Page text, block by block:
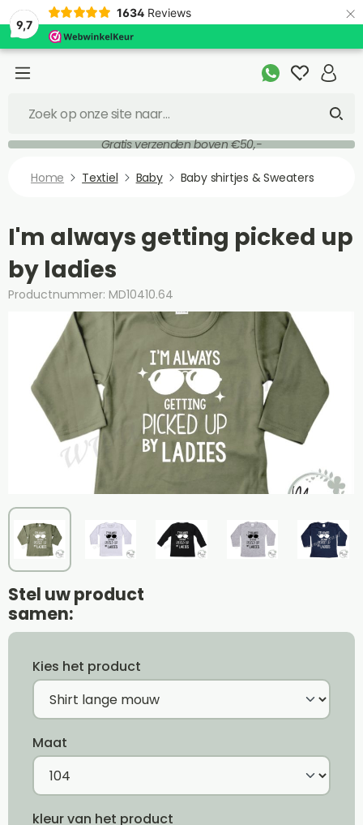
9,7
1634 Reviews ×
Gratis verzenden boven €50,-
Home Textiel Baby Baby shirtjes & Sweaters
I'm always getting picked up
by ladies
Productnummer: MD10410.64
Stel uw product
samen:
Kies het product
Maat
kleur van het product